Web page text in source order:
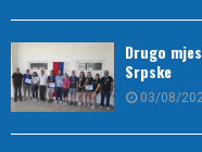
Drugo
Srpske
03/08/